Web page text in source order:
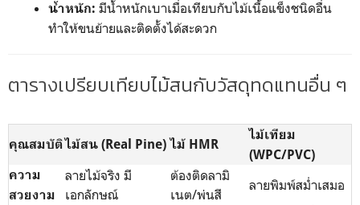
น้ำหนัก: มีน้ำหนักเบาเมื่อเทียบกับไม้เนื้อแข็งชนิดอื่น
ทำให้ขนย้ายและติดตั้งได้สะดวก
ตารางเปรียบเทียบไม้สนกับวัสดุทดแทนอื่น ๆ
คุณสมบัติไม้สน (Real Pine) ไม้ HMR
ไม้เทียม
(WPC/PVC)
ความ
สวยงาม
ลายไม้จริง มี
เอกลักษณ์
ต้องติดลามิ
เนต/พ่นสี
ลายพิมพ์สม่ำเสมอ